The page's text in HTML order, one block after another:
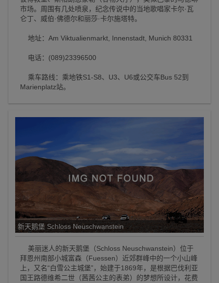
市场。周围有几处喷泉，纪念传说中的当地歌唱家卡尔·瓦
仑丁、威伯·佛德尔和丽莎·卡尔施塔特。
地址：Am Viktualienmarkt, Innenstadt, Munich 80331
电话：(089)23396500
乘车路线：乘地铁S1-S8、U3、U6或公交车Bus 52到
Marienplatz站。
新天鹅堡 Schloss Neuschwanstein
美丽迷人的新天鹅堡（Schloss Neuschwanstein）位于
拜恩州南部小城富森（Fuessen）近郊群峰中的一个小山峰
上，又名“白雪公主城堡”，始建于1869年，是根据巴伐利亚
国王路德维希二世（茜茜公主的表弟）的梦想所设计，花费